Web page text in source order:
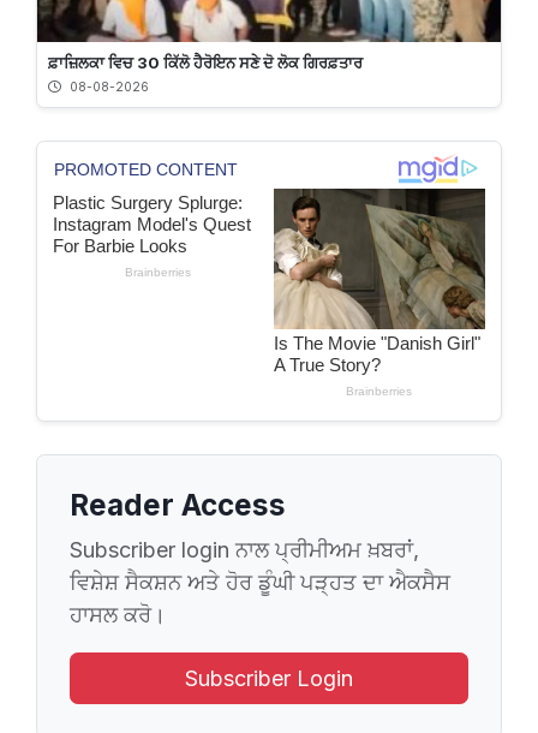
ਫ਼ਾਜ਼ਿਲਕਾ ਵਿਚ 30 ਕਿੱਲੋ ਹੈਰੋਇਨ ਸਣੇ ਦੋ ਲੋਕ ਗਿਰਫ਼ਤਾਰ
08-08-2026
Reader Access
Subscriber login ਨਾਲ ਪ੍ਰੀਮੀਅਮ ਖ਼ਬਰਾਂ,
ਵਿਸ਼ੇਸ਼ ਸੈਕਸ਼ਨ ਅਤੇ ਹੋਰ ਡੂੰਘੀ ਪੜ੍ਹਤ ਦਾ ਐਕਸੈਸ
ਹਾਸਲ ਕਰੋ।
Subscriber Login